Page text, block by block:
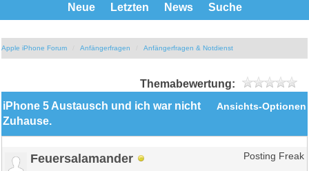
Neue Letzten News Suche
Apple iPhone Forum Anfängerfragen Anfängerfragen & Notdienst
Themabewertung:
Ansichts-Optionen
iPhone 5 Austausch und ich war nicht
Zuhause.
Feuersalamander Posting Freak